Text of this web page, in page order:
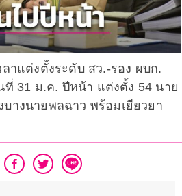
าแต่งตั้งระดับ สว.-รอง ผบก.
ที่ 31 ม.ค. ปีหน้า แต่งตั้ง 54 นาย
างนายพลฉาว พร้อมเยียวยา